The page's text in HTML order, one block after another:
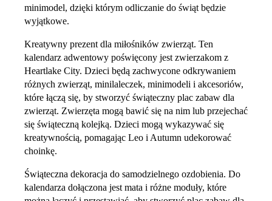
minimodel, dzięki którym odliczanie do świąt będzie
wyjątkowe.
Kreatywny prezent dla miłośników zwierząt. Ten
kalendarz adwentowy poświęcony jest zwierzakom z
Heartlake City. Dzieci będą zachwycone odkrywaniem
różnych zwierząt, minilaleczek, minimodeli i akcesoriów,
które łączą się, by stworzyć świąteczny plac zabaw dla
zwierząt. Zwierzęta mogą bawić się na nim lub przejechać
się świąteczną kolejką. Dzieci mogą wykazywać się
kreatywnością, pomagając Leo i Autumn udekorować
choinkę.
Świąteczna dekoracja do samodzielnego ozdobienia. Do
kalendarza dołączona jest mata i różne moduły, które